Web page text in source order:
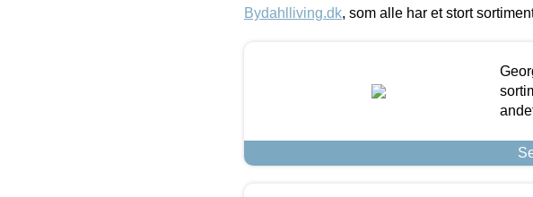
Bydahlliving.dk, som alle har et stort